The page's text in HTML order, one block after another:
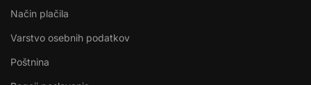
Način plačila
Varstvo osebnih podatkov
Poštnina